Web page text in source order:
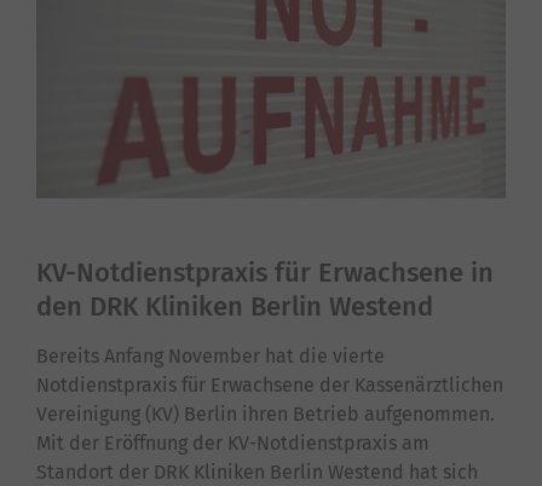
KV-Notdienstpraxis für Erwachsene in
den DRK Kliniken Berlin Westend
Bereits Anfang November hat die vierte
Notdienstpraxis für Erwachsene der Kassenärztlichen
Vereinigung (KV) Berlin ihren Betrieb aufgenommen.
Mit der Eröffnung der KV-Notdienstpraxis am
Standort der DRK Kliniken Berlin Westend hat sich